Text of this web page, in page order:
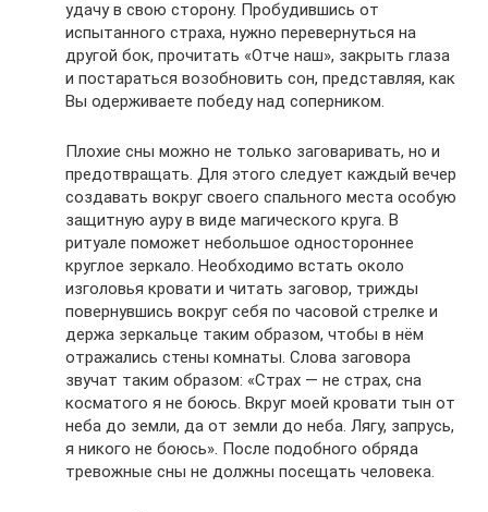
удачу в свою сторону. Пробудившись от
испытанного страха, нужно перевернуться на
другой бок, прочитать «Отче наш», закрыть глаза
и постараться возобновить сон, представляя, как
Вы одерживаете победу над соперником.
Плохие сны можно не только заговаривать, но и
предотвращать. Для этого следует каждый вечер
создавать вокруг своего спального места особую
защитную ауру в виде магического круга. В
ритуале поможет небольшое одностороннее
круглое зеркало. Необходимо встать около
изголовья кровати и читать заговор, трижды
повернувшись вокруг себя по часовой стрелке и
держа зеркальце таким образом, чтобы в нём
отражались стены комнаты. Слова заговора
звучат таким образом: «Страх — не страх, сна
косматого я не боюсь. Вкруг моей кровати тын от
неба до земли, да от земли до неба. Лягу, запрусь,
я никого не боюсь». После подобного обряда
тревожные сны не должны посещать человека.